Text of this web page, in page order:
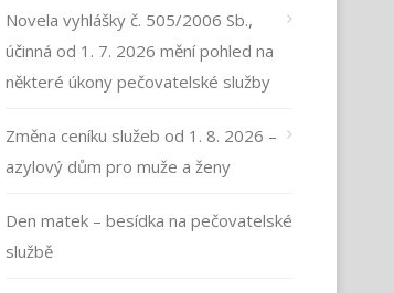
Novela vyhlášky č. 505/2006 Sb.,
účinná od 1. 7. 2026 mění pohled na
některé úkony pečovatelské služby
Změna ceníku služeb od 1. 8. 2026 –
azylový dům pro muže a ženy
Den matek – besídka na pečovatelské
službě